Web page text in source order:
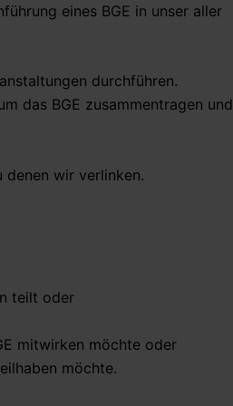
eines BGE in unser aller
durchführen.
das BGE zusammentragen und
denen wir verlinken.
teilt oder
mitwirken möchte oder
möchte.